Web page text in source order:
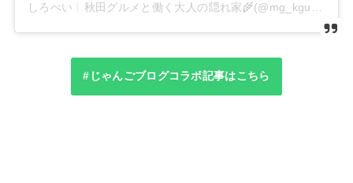
しろべい︴秋田グルメと働く大人の隠れ家🌾(@mg_kgumtaste7_akita)がシェアした投稿
#じゃんごブログコラボ記事はこちら